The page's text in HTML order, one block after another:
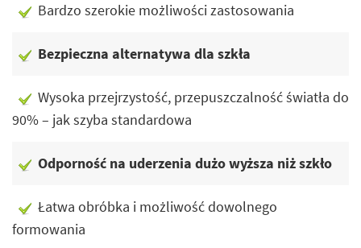
Bardzo szerokie możliwości zastosowania
Bezpieczna alternatywa dla szkła
Wysoka przejrzystość, przepuszczalność światła do
90% – jak szyba standardowa
Odporność na uderzenia dużo wyższa niż szkło
Łatwa obróbka i możliwość dowolnego
formowania